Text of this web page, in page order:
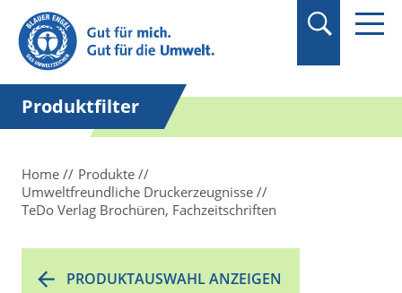
Suchbegriff in
Anführungszeichen
setzen.
Produktfilter
Home
Produkte
Umweltfreundliche Druckerzeugnisse
TeDo Verlag Brochüren, Fachzeitschriften
PRODUKTAUSWAHL ANZEIGEN